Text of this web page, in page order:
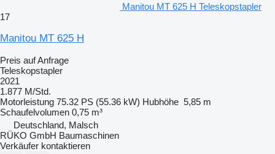
Manitou MT 625 H Teleskopstapler
17
Manitou MT 625 H
Preis auf Anfrage
Teleskopstapler
2021
1.877 M/Std.
Motorleistung 75.32 PS (55.36 kW) Hubhöhe 5,85 m
Schaufelvolumen 0,75 m³
Deutschland, Malsch
RÜKO GmbH Baumaschinen
Verkäufer kontaktieren